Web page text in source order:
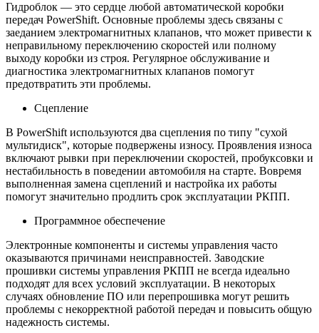
Гидроблок — это сердце любой автоматической коробки
передач PowerShift. Основные проблемы здесь связаны с
заеданием электромагнитных клапанов, что может привести к
неправильному переключению скоростей или полному
выходу коробки из строя. Регулярное обслуживание и
диагностика электромагнитных клапанов помогут
предотвратить эти проблемы.
Сцепление
В PowerShift используются два сцепления по типу "сухой
мультидиск", которые подвержены износу. Проявления износа
включают рывки при переключении скоростей, пробуксовки и
нестабильность в поведении автомобиля на старте. Вовремя
выполненная замена сцеплений и настройка их работы
помогут значительно продлить срок эксплуатации РКПП.
Программное обеспечение
Электронные компоненты и системы управления часто
оказываются причинами неисправностей. Заводские
прошивки системы управления РКПП не всегда идеально
подходят для всех условий эксплуатации. В некоторых
случаях обновление ПО или перепрошивка могут решить
проблемы с некорректной работой передач и повысить общую
надежность системы.